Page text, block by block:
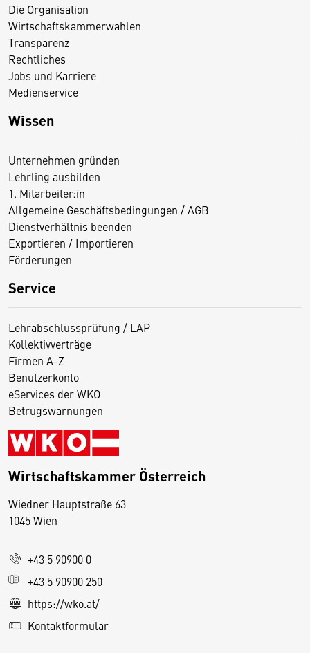
Die Organisation
Wirtschaftskammerwahlen
Transparenz
Rechtliches
Jobs und Karriere
Medienservice
Wissen
Unternehmen gründen
Lehrling ausbilden
1. Mitarbeiter:in
Allgemeine Geschäftsbedingungen / AGB
Dienstverhältnis beenden
Exportieren / Importieren
Förderungen
Service
Lehrabschlussprüfung / LAP
Kollektivverträge
Firmen A-Z
Benutzerkonto
eServices der WKO
Betrugswarnungen
Wirtschaftskammer Österreich
Wiedner Hauptstraße 63
1045 Wien
+43 5 90900 0
+43 5 90900 250
https://wko.at/
Kontaktformular
D
s
e
S
e